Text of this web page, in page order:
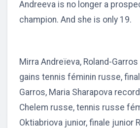
Andreeva is no longer a
champion. And she is only 19.
Mirra Andreïeva, Roland-
gains tennis féminin russe,
Garros, Maria Sharapova
Chelem russe, tennis russe
Oktiabriova junior, finale junior